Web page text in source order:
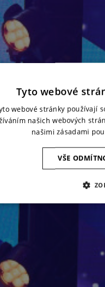
Tyto webové
webové stránky používají
našich webových
našimi zásadami
VŠE